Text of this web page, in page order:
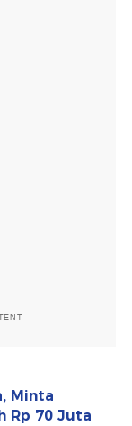
Minta
Rp 70 Juta